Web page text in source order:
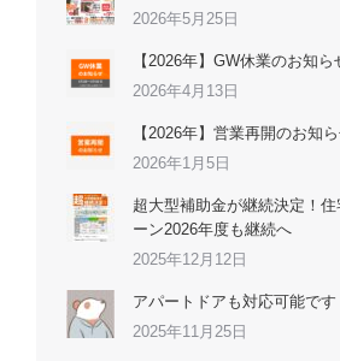
2026年5月25日
【2026年】GW休業のお知ら
2026年4月13日
【2026年】営業再開のお知
2026年1月5日
超大型補助金が継続決定！
ーン2026年度も継続へ
2025年12月12日
アパートドアも対応可能です
2025年11月25日